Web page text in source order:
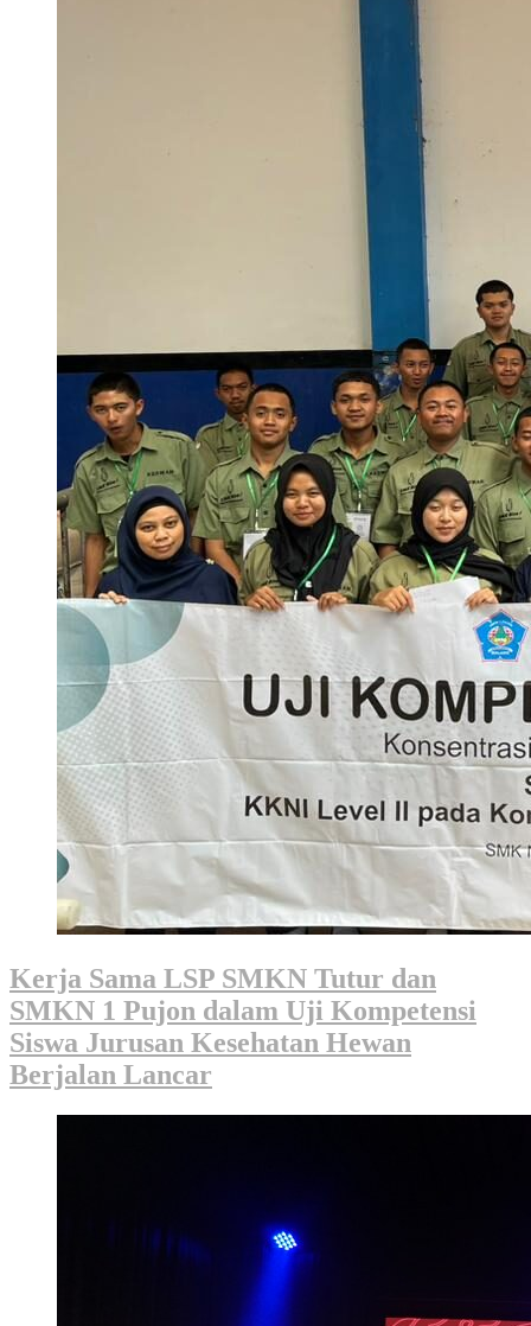
Kerja Sama LSP SMKN Tutur dan
SMKN 1 Pujon dalam Uji Kompetensi
Siswa Jurusan Kesehatan Hewan
Berjalan Lancar